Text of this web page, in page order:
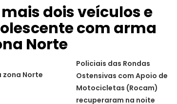
dois veículos e
com arma
Norte
Norte
Policiais das Rondas
Ostensivas com Apoio de
Motocicletas (Rocam)
recuperaram na noite